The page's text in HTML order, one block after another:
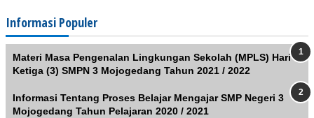
Informasi Populer
Materi Masa Pengenalan Lingkungan Sekolah (MPLS) Hari
Ketiga (3) SMPN 3 Mojogedang Tahun 2021 / 2022
Informasi Tentang Proses Belajar Mengajar SMP Negeri 3
Mojogedang Tahun Pelajaran 2020 / 2021